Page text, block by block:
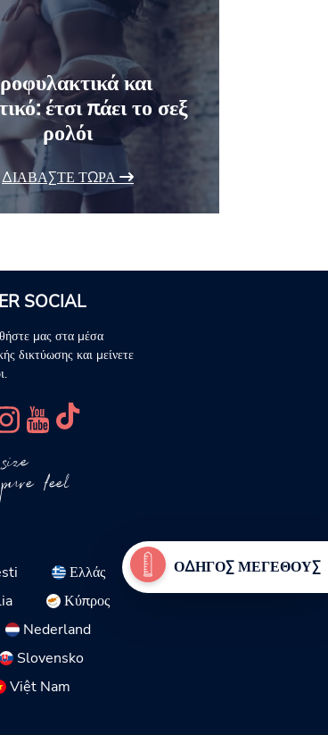
και
έτσι πάει το σεξ
ρολόι
ΔΙΑΒΆΣΤΕ ΤΏΡΑ
SOCIAL
μας στα μέσα
δικτύωσης και μείνετε
pure feel
Ελλάς
Κύπρος
Nederland
Slovensko
Việt Nam
ΟΔΗΓΌΣ ΜΕΓΈΘΟΥΣ